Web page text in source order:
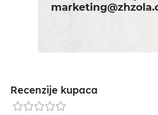
Recenzije kupaca